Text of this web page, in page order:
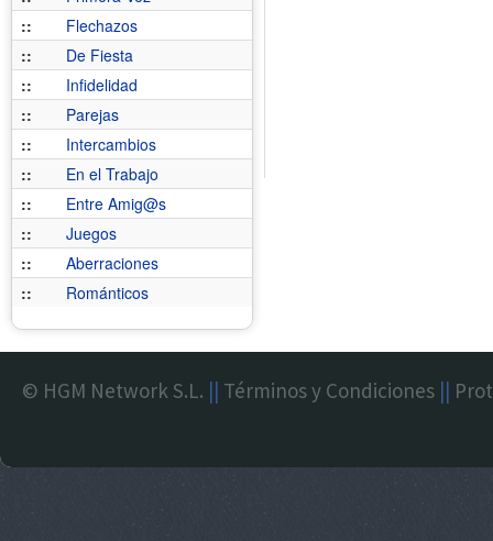
::
Flechazos
::
De Fiesta
::
Infidelidad
::
Parejas
::
Intercambios
::
En el Trabajo
::
Entre Amig@s
::
Juegos
::
Aberraciones
::
Románticos
© HGM Network S.L. || Términos y Condiciones ||